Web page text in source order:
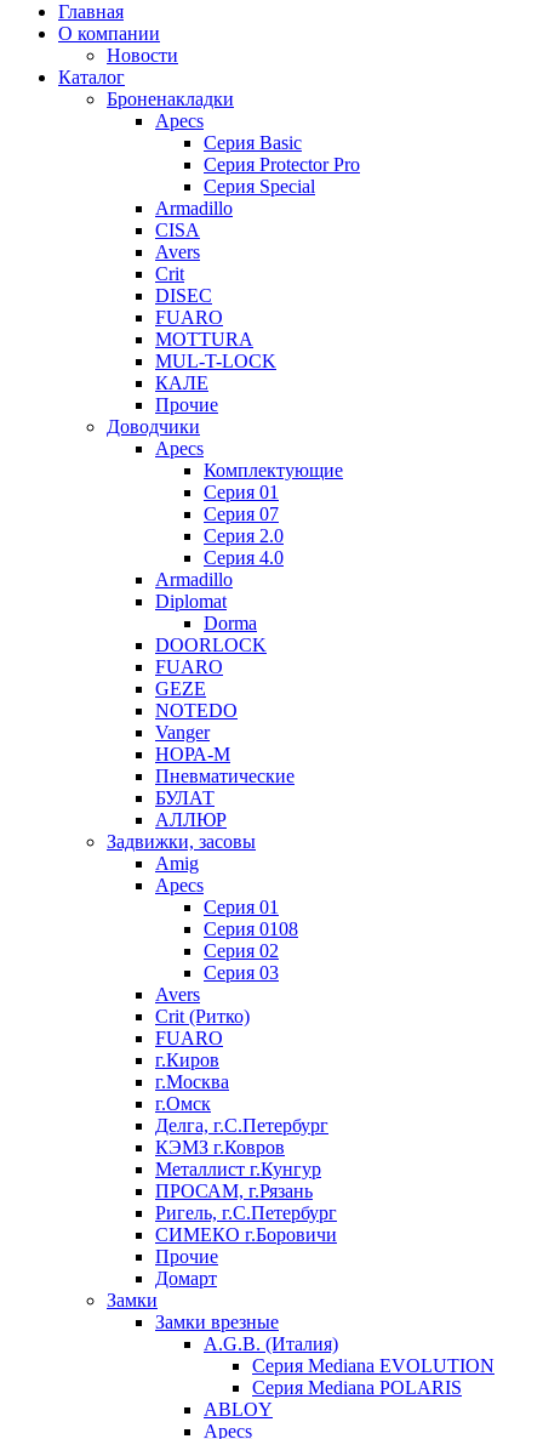
Главная
О компании
Новости
Каталог
Броненакладки
Apecs
Серия Basic
Серия Protector Pro
Серия Special
Armadillo
CISA
Avers
Crit
DISEC
FUARO
MOTTURA
MUL-T-LOCK
КАЛЕ
Прочие
Доводчики
Apecs
Комплектующие
Серия 01
Серия 07
Серия 2.0
Серия 4.0
Armadillo
Diplomat
Dorma
DOORLOCK
FUARO
GEZE
NOTEDO
Vanger
НОРА-М
Пневматические
БУЛАТ
АЛЛЮР
Задвижки, засовы
Amig
Apecs
Серия 01
Серия 0108
Серия 02
Серия 03
Avers
Crit (Ритко)
FUARO
г.Киров
г.Москва
г.Омск
Делга, г.С.Петербург
КЭМЗ г.Ковров
Металлист г.Кунгур
ПРОСАМ, г.Рязань
Ригель, г.С.Петербург
СИМЕКО г.Боровичи
Прочие
Домарт
Замки
Замки врезные
A.G.B. (Италия)
Серия Mediana EVOLUTION
Серия Mediana POLARIS
ABLOY
Apecs